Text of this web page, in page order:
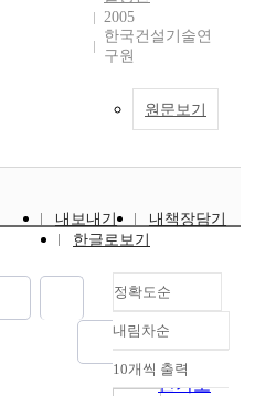
2005
한국건설기술연
구원
원문보기
내보내기
내책장담기
한글로보기
정확도순
정확도
순
인기도
내림차순
내림차순
10개씩 출력